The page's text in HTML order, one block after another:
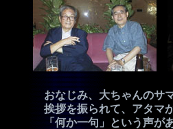
おなじみ、大ちゃんのサ
挨拶を振られて、アタマ
「何か一句」という声が